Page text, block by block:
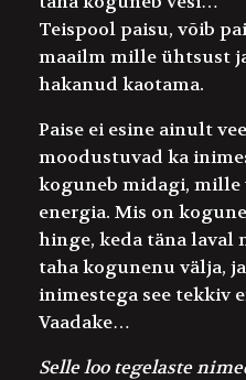
Teispool paisu, võib
maailm mille ühtsust
hakanud kaotama.
Paise ei esine ainult
moodustuvad ka
koguneb midagi,
energia. Mis on
hinge, keda täna laval
taha kogunenu välja,
inimestega see tekkiv
Vaadake…
Selle loo tegelaste